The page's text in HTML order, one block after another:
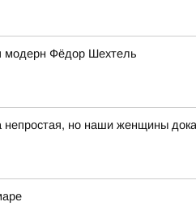
модерн Фёдор Шехтель
но наши женщины